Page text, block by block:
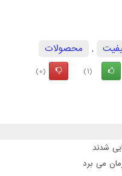
,
محصولات
(1)
(0)
شدند
می برد